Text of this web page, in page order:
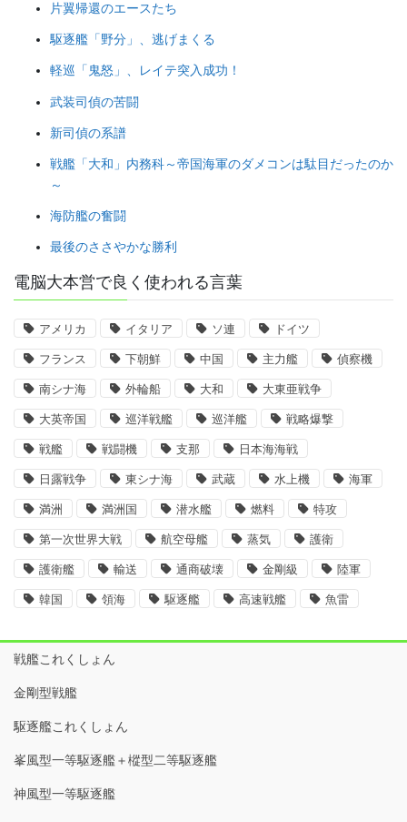
片翼帰還のエースたち
駆逐艦「野分」、逃げまくる
軽巡「鬼怒」、レイテ突入成功！
武装司偵の苦闘
新司偵の系譜
戦艦「大和」内務科～帝国海軍のダメコンは駄目だったのか
～
海防艦の奮闘
最後のささやかな勝利
電脳大本営で良く使われる言葉
アメリカ イタリア ソ連 ドイツ
フランス 下朝鮮 中国 主力艦 偵察機
南シナ海 外輪船 大和 大東亜戦争
大英帝国 巡洋戦艦 巡洋艦 戦略爆撃
戦艦 戦闘機 支那 日本海海戦
日露戦争 東シナ海 武蔵 水上機 海軍
満洲 満洲国 潜水艦 燃料 特攻
第一次世界大戦 航空母艦 蒸気 護衛
護衛艦 輸送 通商破壊 金剛級 陸軍
韓国 領海 駆逐艦 高速戦艦 魚雷
戦艦これくしょん
金剛型戦艦
駆逐艦これくしょん
峯風型一等駆逐艦＋樅型二等駆逐艦
神風型一等駆逐艦